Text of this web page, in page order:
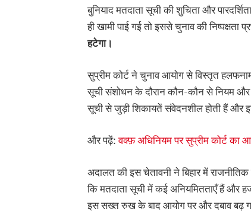
बुनियाद मतदाता सूची की शुचिता और
ही खामी पाई गई तो इससे चुनाव की निष्पक्षता
हटेगा।
सुप्रीम कोर्ट ने चुनाव आयोग से विस्तृत
सूची संशोधन के दौरान कौन-कौन से नियम और
सूची से जुड़ी शिकायतें संवेदनशील होती हैं और इन
और पढ़ें:वक्फ़ अधिनियम पर सुप्रीम कोर्ट
अदालत की इस चेतावनी ने बिहार में
कि मतदाता सूची में कई अनियमितताएँ हैं और
इस सख्त रुख के बाद आयोग पर और दबाव बढ़